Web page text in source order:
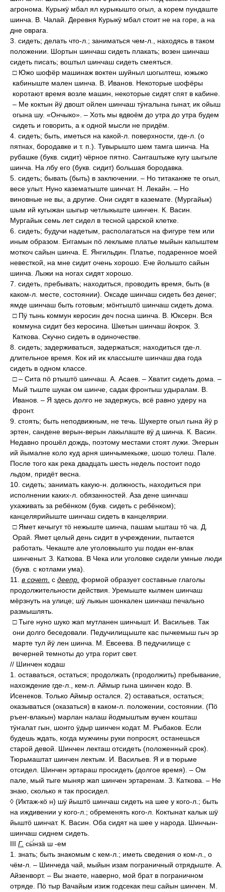
агронома. Курыкӱ мбал ял курыкышто огыл, а корем пундаште
шинча. В. Чалай. Деревня Курыкӱ мбал стоит не на горе, а на
дне оврага.
3. сидеть; делать что-л.; заниматься чем-л., находясь в таком
положении. Шортын шинчаш сидеть плакать; возен шинчаш
сидеть писать; воштыл шинчаш сидеть смеяться.
□ Южо шофёр машинаж воктен шуйныл шогылтеш, южыжо
кабиныште мален шинча. В. Иванов. Некоторые шофёры
коротают время возле машин, некоторые сидят спят в кабине.
– Ме коктын йӱ двошт ойлен шинчаш тӱҥалына гынат, ик ойыш
огына шу. «Ончыко». – Хоть мы вдвоём до утра до утра будем
сидеть и говорить, а к одной мысли не придём.
4. сидеть; быть, иметься на какой-л. поверхности, где-л. (о
пятнах, бородавке и т. п.). Тувырышто шем тамга шинча. На
рубашке (букв. сидит) чёрное пятно. Саҥгаштыже кугу шыгыле
шинча. На лбу его (букв. сидит) большая бородавка.
5. сидеть; бывать (быть) в заключении. – Но титаканже те огыл,
весе улыт. Нуно казематыште шинчат. Н. Лекайн. – Но
виновные не вы, а другие. Они сидят в каземате. (Мургайык)
шым ий кугыжан шыгыр четлыкыште шинчен. К. Васин.
Мургайык семь лет сидел в тесной царской клетке.
6. сидеть; будучи надетым, располагаться на фигуре тем или
иным образом. Еҥгамын пӧ леклыме платье мыйын капыштем
моткоч сайын шинча. Е. Янгильдин. Платье, подаренное моей
невесткой, на мне сидит очень хорошо. Ече йолышто сайын
шинча. Лыжи на ногах сидят хорошо.
7. сидеть, пребывать; находиться, проводить время, быть (в
каком-л. месте, состоянии). Оксаде шинчаш сидеть без денег;
ямде шинчаш быть готовым; мӧҥгыштӧ шинчаш сидеть дома.
□ Пӱ тынь коммун керосин деч посна шинча. В. Юксерн. Вся
коммуна сидит без керосина. Шкетын шинчаш йокрок. З.
Каткова. Скучно сидеть в одиночестве.
8. сидеть; задерживаться, задержаться; находиться где-л.
длительное время. Кок ий ик классыште шинчаш два года
сидеть в одном классе.
□ – Сита пӧ ртыштӧ шинчаш. А. Асаев. – Хватит сидеть дома. –
Мый тыште шукак ом шинче, садак фронтыш удыралам. В.
Иванов. – Я здесь долго не задержусь, всё равно удеру на
фронт.
9. стоять; быть неподвижным, не течь. Шукерте огыл гына йӱ р
эртен, сандене верын-верын лакылаште вӱ д шинча. К. Васин.
Недавно прошёл дождь, поэтому местами стоят лужи. Эҥерын
ий йымалне коло куд арня шинчымекыже, шошо толеш. Пале.
После того как река двадцать шесть недель постоит подо
льдом, придёт весна.
10. сидеть; занимать какую-н. должность, находиться при
исполнении каких-л. обязанностей. Аза дене шинчаш
ухаживать за ребёнком (букв. сидеть с ребёнком);
канцелярийыште шинчаш сидеть в канцелярии.
□ Ямет кечыгут тӧ нежыште шинча, пашам ышташ тӧ ча. Д.
Орай. Ямет целый день сидит в учреждении, пытается
работать. Чекаште але уголовкышто уш подан еҥ-влак
шинченыт. З. Каткова. В Чека или уголовке сидели умные люди
(букв. с котлами ума).
11. в сочет. с деепр. формой образует составные глаголы
продолжительности действия. Уремыште кылмен шинчаш
мёрзнуть на улице; шӱ лыкын шонкален шинчаш печально
размышлять.
□ Тыге нуно шуко жап мутланен шинчышт. И. Васильев. Так
они долго беседовали. Педучилищыште кас пычкемыш гыч эр
марте тул йӱ лен шинча. М. Евсеева. В педучилище с
вечерней темноты до утра горит свет.
// Шинчен кодаш
1. оставаться, остаться; продолжать (продолжить) пребывание,
нахождение где-л., кем-л. Аймыр гына шинчен кодо. В.
Исенеков. Только Аймыр остался. 2) оставаться, остаться;
оказываться (оказаться) в каком-л. положении, состоянии. (Пӧ
ръеҥ-влакын) марлан налаш йодмыштым вучен кошташ
тӱҥалат гын, шоҥго ӱдыр шинчен кодат. М. Рыбаков. Если
будешь ждать, когда мужчины руки попросят, останешься
старой девой. Шинчен лекташ отсидеть (положенный срок).
Тюрьмаштат шинчен лектым. И. Васильев. Я и в тюрьме
отсидел. Шинчен эртараш просидеть (долгое время). – Ом
пале, мый тыге мыняр жап шинчен эртаренам. З. Каткова. – Не
знаю, сколько я так просидел.
◊ (Иктаж-кӧ н) шӱ йыштӧ шинчаш сидеть на шее у кого-л.; быть
на иждивении у кого-л.; обременять кого-л. Коктынат калык шӱ
йыштӧ шинчат. К. Васин. Оба сидят на шее у народа. Шинчын-
шинчаш сиднем сидеть.
III Г. сӹ́нзӓ ш -ем
1. знать; быть знакомым с кем-л.; иметь сведения о ком-л., о
чём-л. – Шинчеда чай, мыйын изам пограничный отрядыште. А.
Айзенворт. – Вы знаете, наверно, мой брат в пограничном
отряде. Пӧ тыр Вачайым изиж годсекак пеш сайын шинчен. М.